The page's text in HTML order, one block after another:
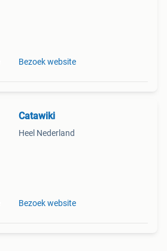
Bezoek website
Catawiki
Heel Nederland
Bezoek website